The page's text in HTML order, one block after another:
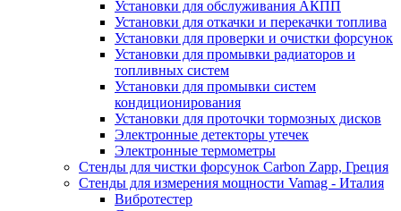
Установки для обслуживания АКПП
Установки для откачки и перекачки топлива
Установки для проверки и очистки форсунок
Установки для промывки радиаторов и
топливных систем
Установки для промывки систем
кондиционирования
Установки для проточки тормозных дисков
Электронные детекторы утечек
Электронные термометры
Стенды для чистки форсунок Carbon Zapp, Греция
Стенды для измерения мощности Vamag - Италия
Вибротестер